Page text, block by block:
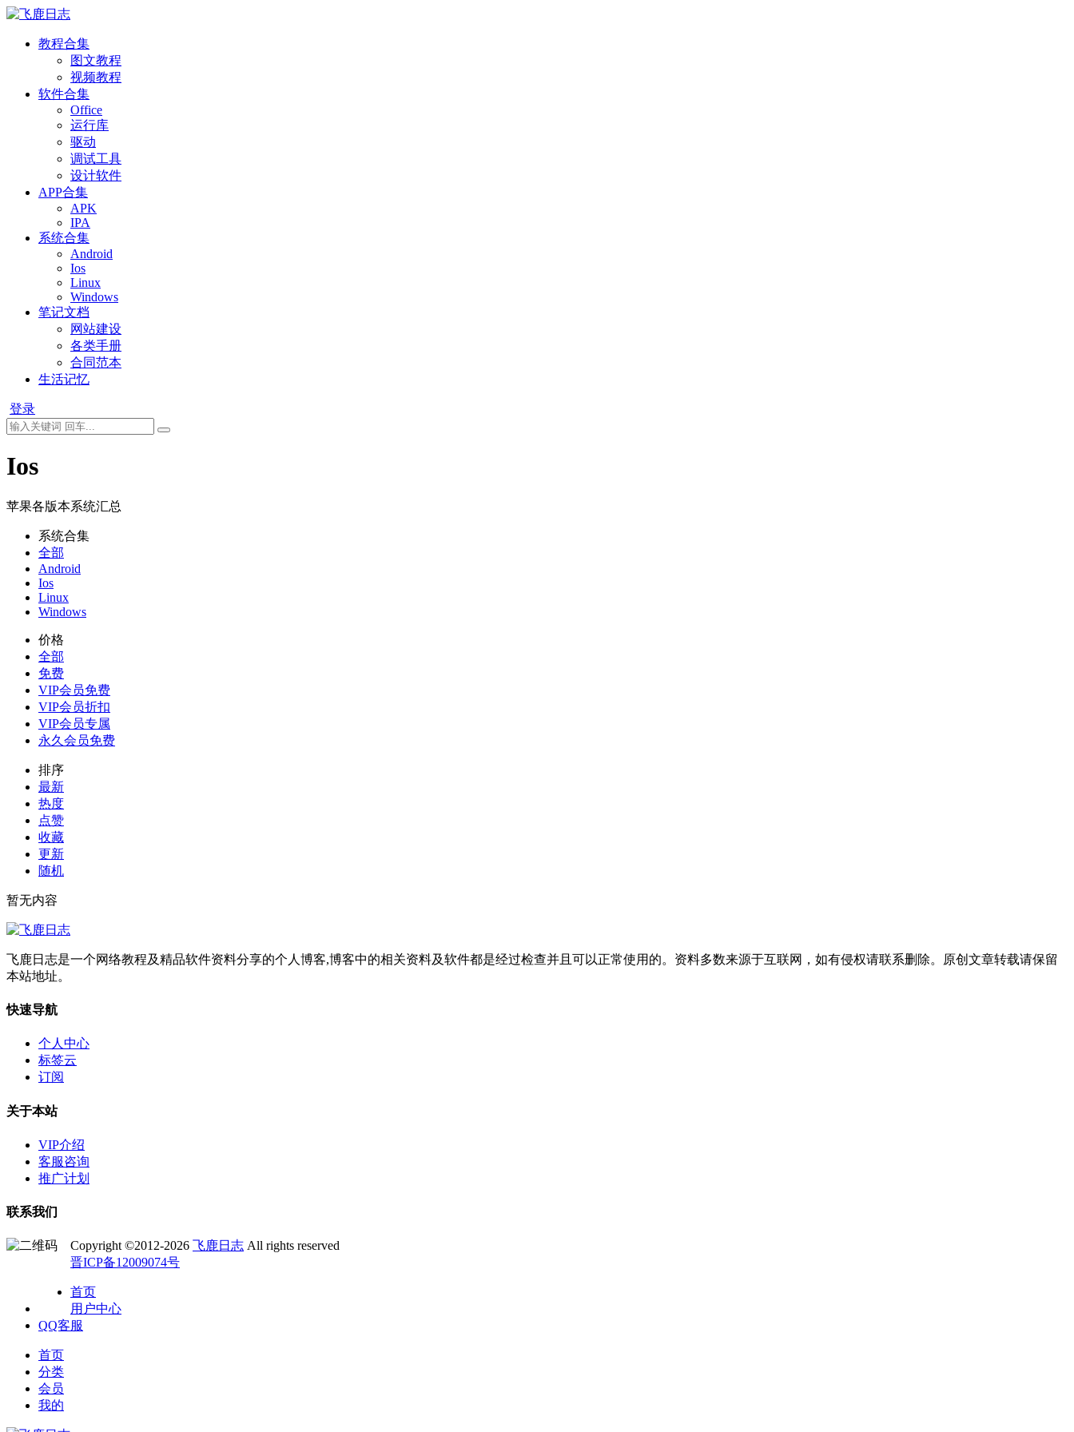
教程合集
图文教程
视频教程
软件合集
Office
运行库
驱动
调试工具
设计软件
APP合集
APK
IPA
系统合集
Android
Ios
Linux
Windows
笔记文档
网站建设
各类手册
合同范本
生活记忆
登录
Ios
苹果各版本系统汇总
系统合集
全部
Android
Ios
Linux
Windows
价格
全部
免费
VIP会员免费
VIP会员折扣
VIP会员专属
永久会员免费
排序
最新
热度
点赞
收藏
更新
随机
暂无内容
飞鹿日志是一个网络教程及精品软件资料分享的个人博客,博客中的相关资料及软件都是经过检查并且可以正常使用的。资料多数来源于互联网，如有侵权请联系删除。原创文章转载请保留
本站地址。
快速导航
个人中心
标签云
订阅
关于本站
VIP介绍
客服咨询
推广计划
联系我们
Copyright ©2012-2026 飞鹿日志 All rights reserved
晋ICP备12009074号
首页
用户中心
QQ客服
首页
分类
会员
我的